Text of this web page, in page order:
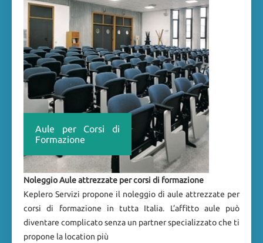
Aule per Corsi di
Formazione
Noleggio Aule attrezzate per corsi di formazione
Keplero Servizi propone il noleggio di aule attrezzate per
corsi di formazione in tutta Italia. L’affitto aule può
diventare complicato senza un partner specializzato che ti
propone la location più